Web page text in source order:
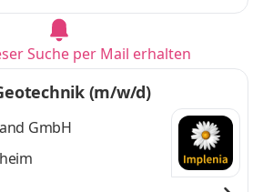
Suche per Mail erhalten
(m/w/d)
GmbH